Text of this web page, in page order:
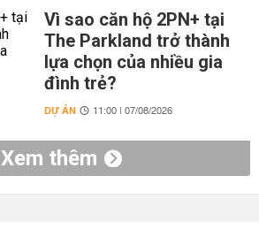
Vì sao căn hộ 2PN+ tại
The Parkland trở thành
lựa chọn của nhiều gia
đình trẻ?
DỰ ÁN 11:00 | 07/08/2026
Xem thêm